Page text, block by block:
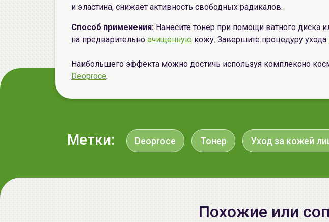
и эластина, снижает активность свободных радикалов.
Способ применения: Нанесите тонер при помощи ватного диска
на предварительно очищенную кожу. Завершите процедуру ухода
Наибольшего эффекта можно достичь используя комплексно
Deoproce.
Метки: Deoproce Тонер Уход за кожей
Похожие или